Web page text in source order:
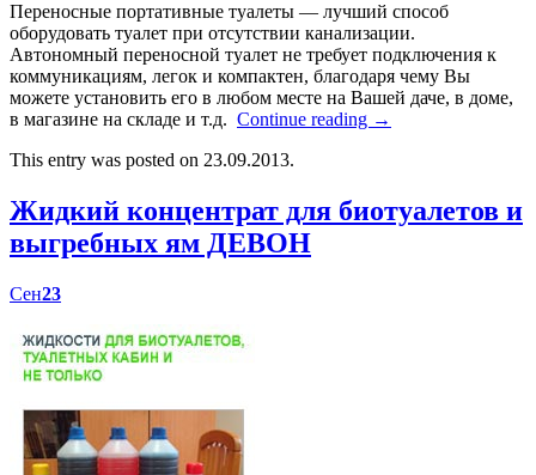
Переносные портативные туалеты — лучший способ
оборудовать туалет при отсутствии канализации.
Автономный переносной туалет не требует подключения к
коммуникациям, легок и компактен, благодаря чему Вы
можете установить его в любом месте на Вашей даче, в доме,
в магазине на складе и т.д. Continue reading →
This entry was posted on 23.09.2013.
Жидкий концентрат для биотуалетов и
выгребных ям ДЕВОН
Сен23